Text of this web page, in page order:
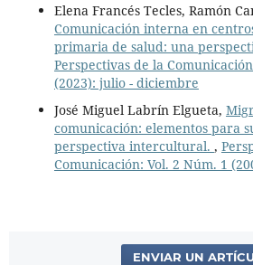
Elena Francés Tecles, Ramón
Comunicación interna en
primaria de salud: una
Perspectivas de la
(2023): julio - diciembre
José Miguel Labrín Elgueta,
comunicación: elementos para
perspectiva intercultural. ,
Comunicación: Vol. 2 Núm. 1
ENVIAR UN